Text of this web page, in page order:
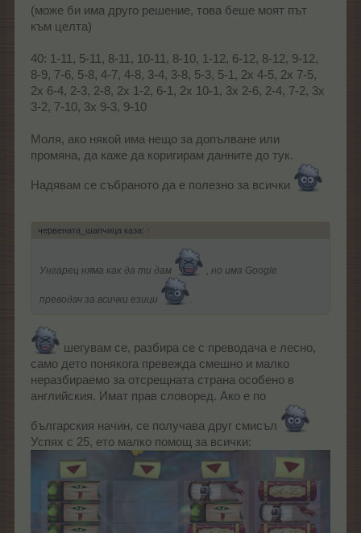
(може би има друго решение, това беше моят път
към целта)
40: 1-11, 5-11, 8-11, 10-11, 8-10, 1-12, 6-12, 8-12, 9-12,
8-9, 7-6, 5-8, 4-7, 4-8, 3-4, 3-8, 5-3, 5-1, 2x 4-5, 2x 7-5,
2x 6-4, 2-3, 2-8, 2x 1-2, 6-1, 2x 10-1, 3x 2-6, 2-4, 7-2, 3x
3-2, 7-10, 3x 9-3, 9-10
Моля, ако някой има нещо за допълване или
промяна, да каже да коригирам данните до тук.
Надявам се събраното да е полезно за всички
червената_шапчица каза: ↑
Унгарец няма как да ти дам , но има Google
преводач за всички езици
шегувам се, разбира се с преводача е лесно,
само дето понякога превежда смешно и малко
неразбираемо за отсрещната страна особено в
английския. Имат прав словоред. Ако е по
българския начин, се получава друг смисъл
Успях с 25, ето малко помощ за всички: